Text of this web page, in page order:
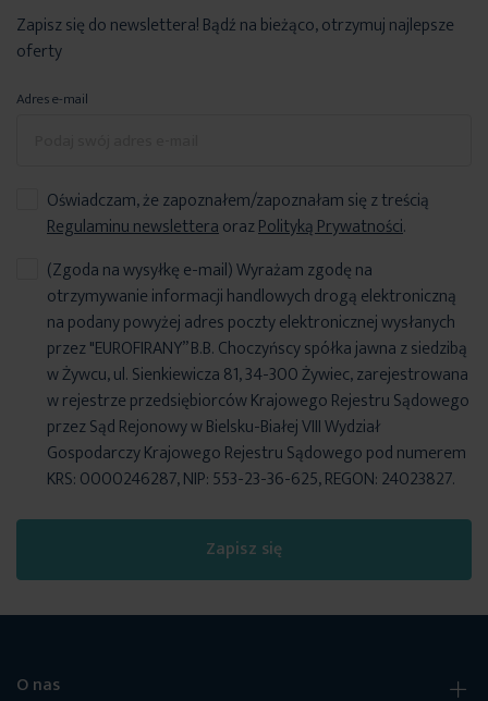
Zapisz się do newslettera! Bądź na bieżąco, otrzymuj najlepsze
oferty
Adres e-mail
Oświadczam, że zapoznałem/zapoznałam się z treścią
Regulaminu newsletteraorazPolityką Prywatności.
Zapisz się
(Zgoda na wysyłkę e-mail) Wyrażam zgodę na
otrzymywanie informacji handlowych drogą elektroniczną
na podany powyżej adres poczty elektronicznej wysłanych
przez "EUROFIRANY” B.B. Choczyńscy spółka jawna z siedzibą
w Żywcu, ul. Sienkiewicza 81, 34-300 Żywiec, zarejestrowana
w rejestrze przedsiębiorców Krajowego Rejestru Sądowego
przez Sąd Rejonowy w Bielsku-Białej VIII Wydział
Gospodarczy Krajowego Rejestru Sądowego pod numerem
KRS: 0000246287, NIP: 553-23-36-625, REGON: 24023827.
O nas